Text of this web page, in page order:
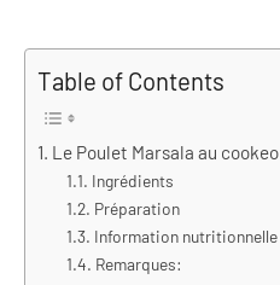
Table of Contents
Le Poulet Marsala au cookeo
Ingrédients
Préparation
Information nutritionnelle
Remarques: